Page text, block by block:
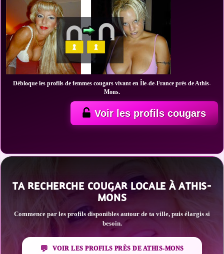
Débloque les profils de femmes cougars vivant en Île-de-France près de Athis-
Mons.
Voir les profils cougars
TA RECHERCHE COUGAR LOCALE À ATHIS-
MONS
Commence par les profils disponibles autour de ta ville, puis élargis si
besoin.
VOIR LES PROFILS PRÈS DE ATHIS-MONS